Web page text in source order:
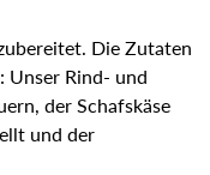
Die Zutaten
Unser Rind- und
der Schafskäse
und der